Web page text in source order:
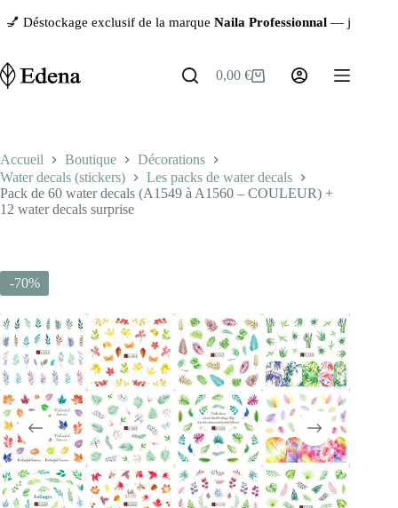
au
exclusif de la marque Naila Professionnal— jusqu’à-90%
Panier
0,00€
Accueil Boutique
Décorations
Water decals (stickers)
Les packs de water decals
Pack de 60 water decals (A1549 à A1560 – COULEUR) +
12 water decals surprise
-70%